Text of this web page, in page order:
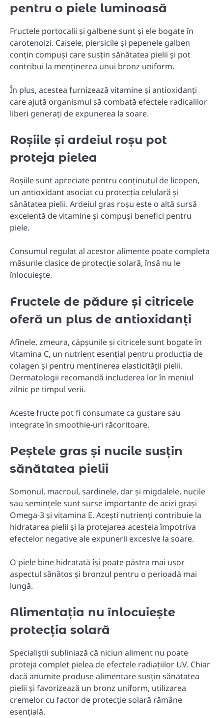
pentru o piele luminoasă
Fructele portocalii și galbene sunt și ele bogate în
carotenoizi. Caisele, piersicile și pepenele galben
conțin compuși care susțin sănătatea pielii și pot
contribui la menținerea unui bronz uniform.
În plus, acestea furnizează vitamine și antioxidanți
care ajută organismul să combată efectele radicalilor
liberi generați de expunerea la soare.
Roșiile și ardeiul roșu pot
proteja pielea
Roșiile sunt apreciate pentru conținutul de licopen,
un antioxidant asociat cu protecția celulară și
sănătatea pielii. Ardeiul gras roșu este o altă sursă
excelentă de vitamine și compuși benefici pentru
piele.
Consumul regulat al acestor alimente poate completa
măsurile clasice de protecție solară, însă nu le
înlocuiește.
Fructele de pădure și citricele
oferă un plus de antioxidanți
Afinele, zmeura, căpșunile și citricele sunt bogate în
vitamina C, un nutrient esențial pentru producția de
colagen și pentru menținerea elasticității pielii.
Dermatologii recomandă includerea lor în meniul
zilnic pe timpul verii.
Aceste fructe pot fi consumate ca gustare sau
integrate în smoothie-uri răcoritoare.
Peștele gras și nucile susțin
sănătatea pielii
Somonul, macroul, sardinele, dar și migdalele, nucile
sau semințele sunt surse importante de acizi grași
Omega-3 și vitamina E. Acești nutrienți contribuie la
hidratarea pielii și la protejarea acesteia împotriva
efectelor negative ale expunerii excesive la soare.
O piele bine hidratată își poate păstra mai ușor
aspectul sănătos și bronzul pentru o perioadă mai
lungă.
Alimentația nu înlocuiește
protecția solară
Specialiștii subliniază că niciun aliment nu poate
proteja complet pielea de efectele radiațiilor UV. Chiar
dacă anumite produse alimentare susțin sănătatea
pielii și favorizează un bronz uniform, utilizarea
cremelor cu factor de protecție solară rămâne
esențială.